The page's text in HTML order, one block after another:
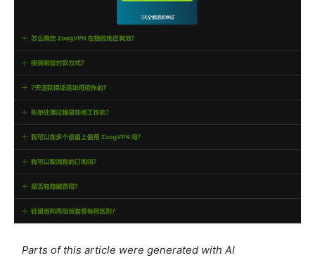
Parts of this article were generated with AI